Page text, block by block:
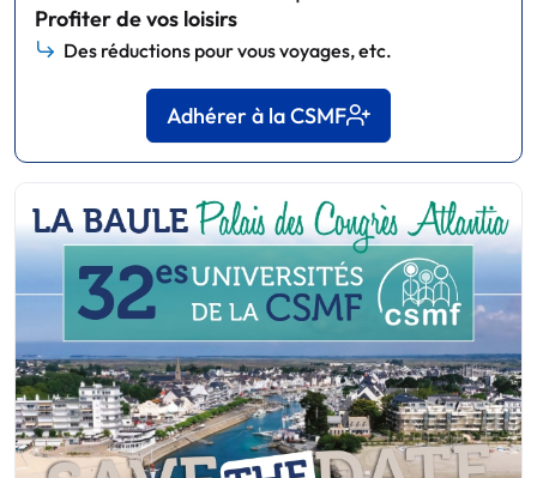
Profiter de vos loisirs
Des réductions pour vous voyages, etc.
Adhérer à la CSMF